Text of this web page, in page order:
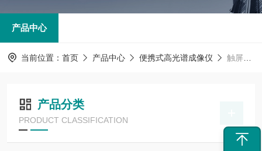
产品中心
当前位置： 首页 产品中心 便携式高光谱成像仪 触屏高光谱成像仪
产品分类
PRODUCT CLASSIFICATION